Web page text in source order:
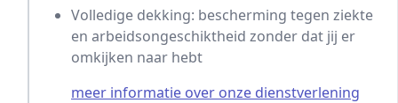
Volledige dekking: bescherming tegen ziekte
en arbeidsongeschiktheid zonder dat jij er
omkijken naar hebt
meer informatie over onze dienstverlening